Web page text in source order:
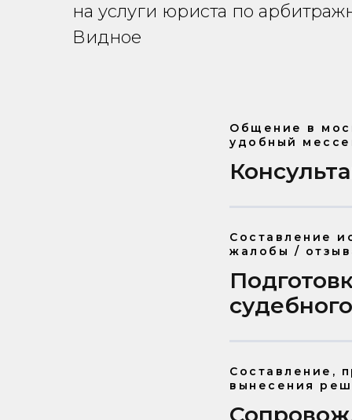
на услуги юриста по
Видное
Общение в
удобный
Составление
жалобы /
Составление,
вынесения